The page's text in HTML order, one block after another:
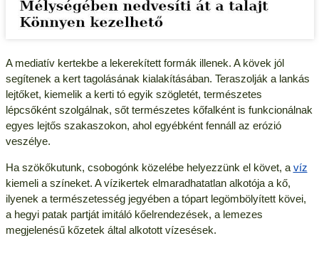
A mediatív kertekbe a lekerekített formák illenek. A kövek jól
segítenek a kert tagolásának kialakításában. Teraszolják a lankás
lejtőket, kiemelik a kerti tó egyik szögletét, természetes
lépcsőként szolgálnak, sőt természetes kőfalként is funkcionálnak
egyes lejtős szakaszokon, ahol egyébként fennáll az erózió
veszélye.
Ha szökőkutunk, csobogónk közelébe helyezzünk el követ, a víz
kiemeli a színeket. A vízikertek elmaradhatatlan alkotója a kő,
ilyenek a természetesség jegyében a tópart legömbölyített kövei,
a hegyi patak partját imitáló kőelrendezések, a lemezes
megjelenésű kőzetek által alkotott vízesések.